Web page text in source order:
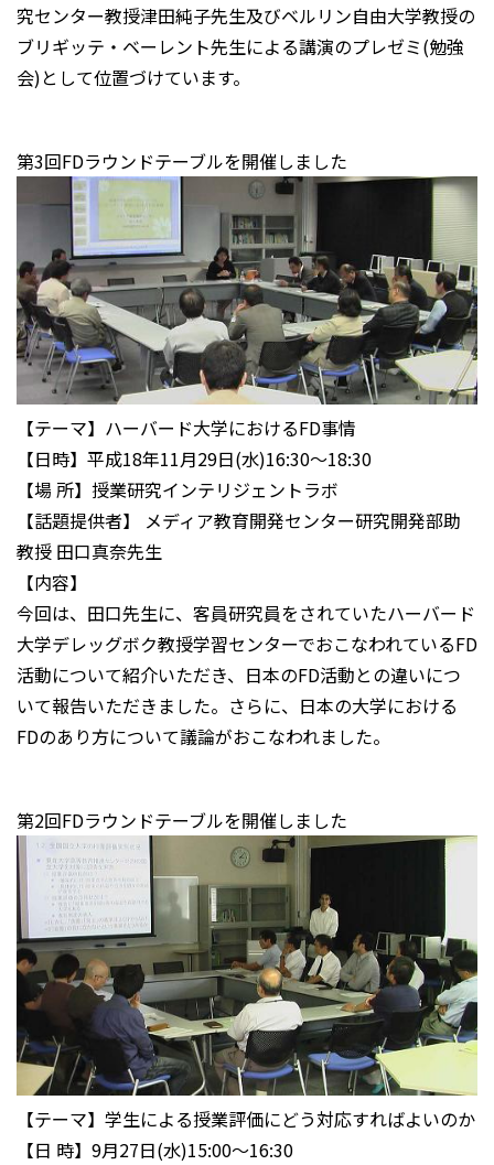
究センター教授津田純子先生及びベルリン自由大学教授の
ブリギッテ・ベーレント先生による講演のプレゼミ(勉強
会)として位置づけています。
第3回FDラウンドテーブルを開催しました
【テーマ】ハーバード大学におけるFD事情
【日時】平成18年11月29日(水)16:30～18:30
【場 所】授業研究インテリジェントラボ
【話題提供者】 メディア教育開発センター研究開発部助
教授 田口真奈先生
【内容】
今回は、田口先生に、客員研究員をされていたハーバード
大学デレッグボク教授学習センターでおこなわれているFD
活動について紹介いただき、日本のFD活動との違いにつ
いて報告いただきました。さらに、日本の大学における
FDのあり方について議論がおこなわれました。
第2回FDラウンドテーブルを開催しました
【テーマ】学生による授業評価にどう対応すればよいのか
【日 時】9月27日(水)15:00～16:30